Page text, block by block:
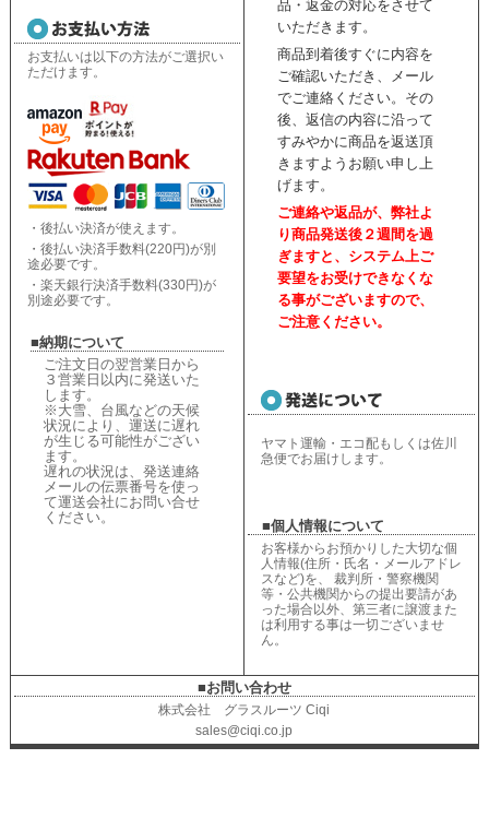
お支払いは以下の方法がご選択い
ただけます。
・後払い決済が使えます。
・後払い決済手数料(220円)が別
途必要です。
・楽天銀行決済手数料(330円)が
別途必要です。
■納期について
ご注文日の翌営業日から
３営業日以内に発送いた
します。
※大雪、台風などの天候
状況により、 運送に遅れ
が生じる可能性がござい
ます。
遅れの状況は、 発送連絡
メールの伝票番号を使っ
て運送会社にお問い合せ
ください。
品・返金の対応をさせて
いただきます。
商品到着後すぐに内容を
ご確認いただき、
メール
でご連絡ください。 その
後、返信の内容に沿って
すみやかに商品を返送頂
きますようお願い申し上
げます。
ご連絡や返品が、弊社よ
り商品発送後２週間を過
ぎますと、 システム上ご
要望をお受けできなくな
る事がございますので、
ご注意ください。
ヤマト運輸・エコ配もしくは佐川
急便でお届けします。
■個人情報について
お客様からお預かりした大切な個
人情報(住所・氏名・メールアドレ
スなど)を、 裁判所・警察機関
等・公共機関からの提出要請があ
った場合以外、第三者に譲渡また
は利用する事は一切ございませ
ん。
■お問い合わせ
株式会社 グラスルーツ Ciqi
sales@ciqi.co.jp